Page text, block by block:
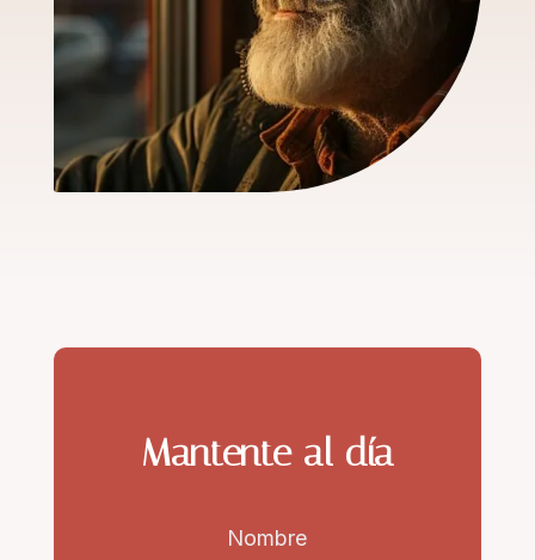
Mantente al día